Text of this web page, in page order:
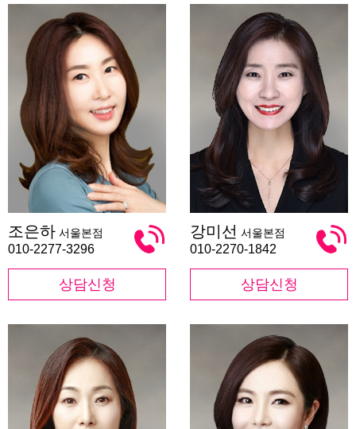
은
하
조은하 서울본점
010-2277-3296
상담신청
미
선
강미선 서울본점
010-2270-1842
상담신청